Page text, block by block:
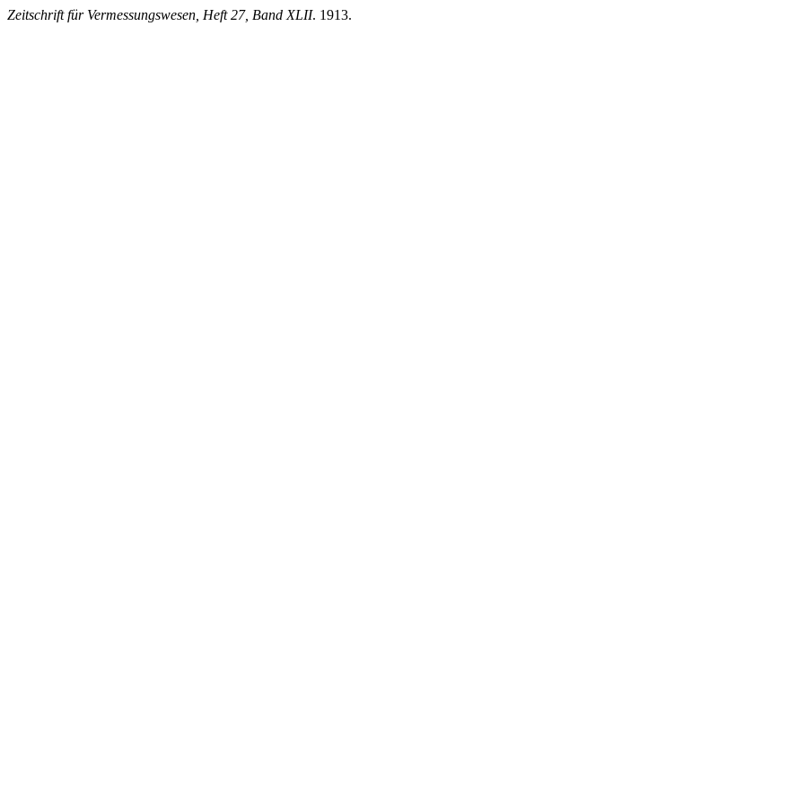
Zeitschrift für Vermessungswesen, Heft 27, Band XLII. 1913.